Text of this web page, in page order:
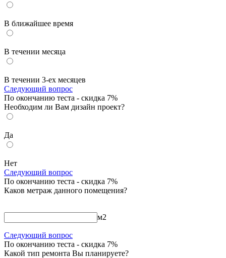
В ближайшее время
В течении месяца
В течении 3-ех месяцев
Следующий вопрос
По окончанию теста - скидка 7%
Необходим ли Вам дизайн проект?
Да
Нет
Следующий вопрос
По окончанию теста - скидка 7%
Каков метраж данного помещения?
м2
Следующий вопрос
По окончанию теста - скидка 7%
Какой тип ремонта Вы планируете?